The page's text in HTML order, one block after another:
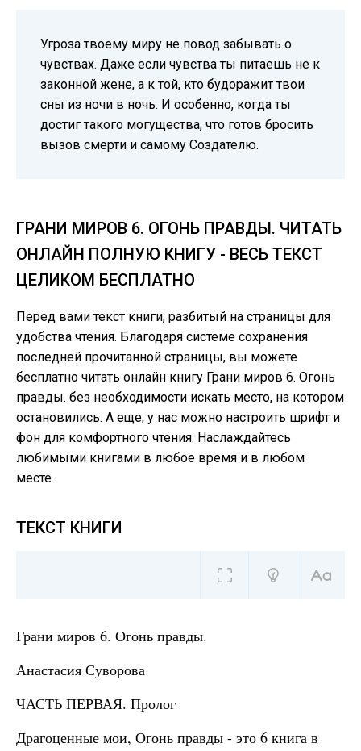
Угроза твоему миру не повод забывать о
чувствах. Даже если чувства ты питаешь не к
законной жене, а к той, кто будоражит твои
сны из ночи в ночь. И особенно, когда ты
достиг такого могущества, что готов бросить
вызов смерти и самому Создателю.
ГРАНИ МИРОВ 6. ОГОНЬ ПРАВДЫ. ЧИТАТЬ
ОНЛАЙН ПОЛНУЮ КНИГУ - ВЕСЬ ТЕКСТ
ЦЕЛИКОМ БЕСПЛАТНО
Перед вами текст книги, разбитый на страницы для
удобства чтения. Благодаря системе сохранения
последней прочитанной страницы, вы можете
бесплатно читать онлайн книгу Грани миров 6. Огонь
правды. без необходимости искать место, на котором
остановились. А еще, у нас можно настроить шрифт и
фон для комфортного чтения. Наслаждайтесь
любимыми книгами в любое время и в любом
месте.
ТЕКСТ КНИГИ
Грани миров 6. Огонь правды.
Анастасия Суворова
ЧАСТЬ ПЕРВАЯ. Пролог
Драгоценные мои, Огонь правды - это 6 книга в